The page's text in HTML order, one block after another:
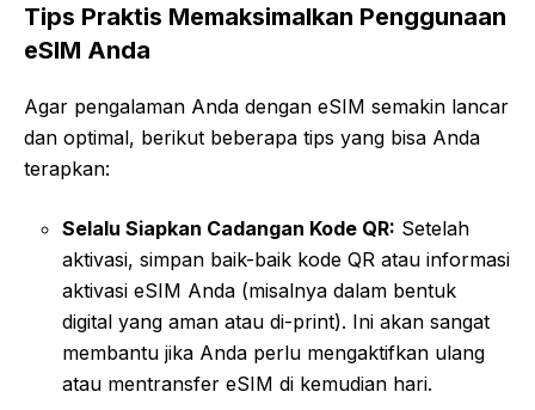
Tips Praktis Memaksimalkan Penggunaan
eSIM Anda
Agar pengalaman Anda dengan eSIM semakin lancar
dan optimal, berikut beberapa tips yang bisa Anda
terapkan:
Selalu Siapkan Cadangan Kode QR: Setelah
aktivasi, simpan baik-baik kode QR atau informasi
aktivasi eSIM Anda (misalnya dalam bentuk
digital yang aman atau di-print). Ini akan sangat
membantu jika Anda perlu mengaktifkan ulang
atau mentransfer eSIM di kemudian hari.